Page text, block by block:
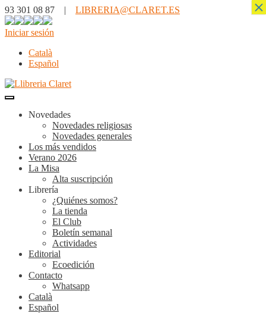
93 301 08 87 | LIBRERIA@CLARET.ES
Iniciar sesión
Català
Español
Novedades
Novedades religiosas
Novedades generales
Los más vendidos
Verano 2026
La Misa
Alta suscripción
Librería
¿Quiénes somos?
La tienda
El Club
Boletín semanal
Actividades
Editorial
Ecoedición
Contacto
Whatsapp
Català
Español
×